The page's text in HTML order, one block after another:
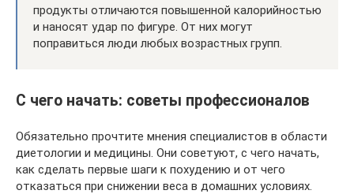
продукты отличаются повышенной калорийностью
и наносят удар по фигуре. От них могут
поправиться люди любых возрастных групп.
С чего начать: советы профессионалов
Обязательно прочтите мнения специалистов в области
диетологии и медицины. Они советуют, с чего начать,
как сделать первые шаги к похудению и от чего
отказаться при снижении веса в домашних условиях.